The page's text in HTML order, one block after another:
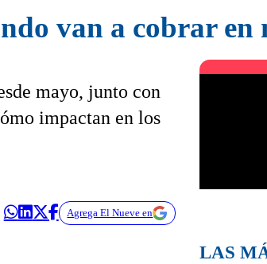
van a cobrar en
mayo, junto con
impactan en los
Agrega El Nueve en
LAS